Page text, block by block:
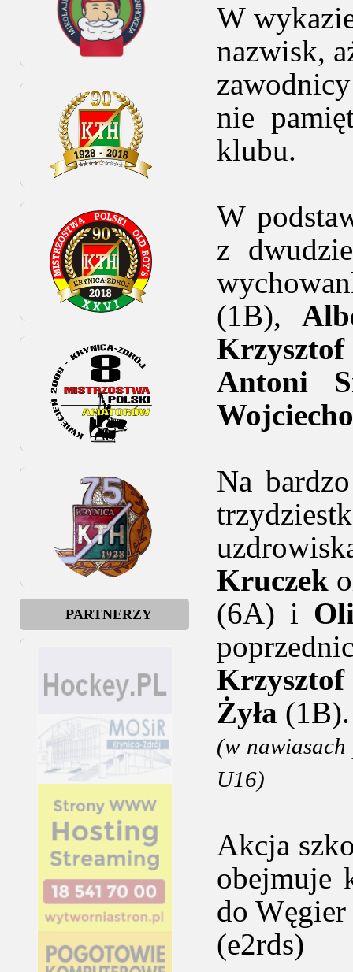
PARTNERZY
W
nazwisk,
nie
klubu.
W
z
(1B),
Antoni
Na
Kruczek
(6A) i
Żyła (1B).
(w
U16)
Akcja
obejmuje
do
(e2rds)